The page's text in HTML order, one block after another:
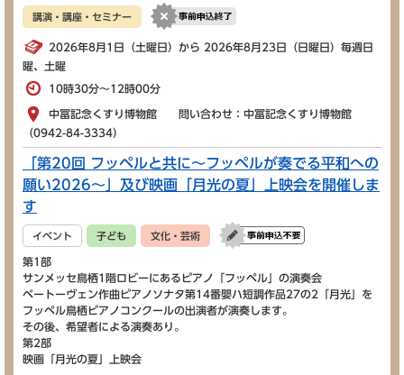
講演・講座・セミナー
2026年8月1日（土曜日）から 2026年8月23日（日曜日）毎週日
曜、土曜
10時30分～12時00分
中冨記念くすり博物館 問い合わせ：中冨記念くすり博物館
（0942-84-3334）
「第20回 フッペルと共に～フッペルが奏でる平和への
願い2026～」及び映画「月光の夏」上映会を開催しま
す
イベント 子ども 文化・芸術
第1部
サンメッセ鳥栖1階ロビーにあるピアノ「フッペル」の演奏会
ベートーヴェン作曲ピアノソナタ第14番嬰ハ短調作品27の2「月光」を
フッペル鳥栖ピアノコンクールの出演者が演奏します。
その後、希望者による演奏あり。
第2部
映画「月光の夏」上映会